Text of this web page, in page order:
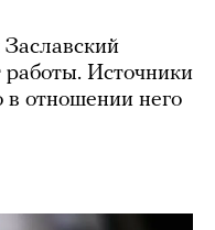
работы. Источники
в отношении него